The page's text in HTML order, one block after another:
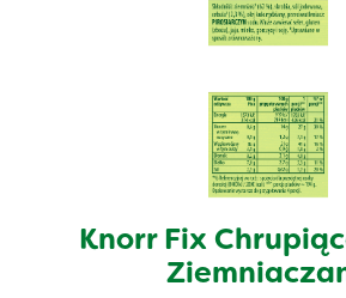
Knorr Fix